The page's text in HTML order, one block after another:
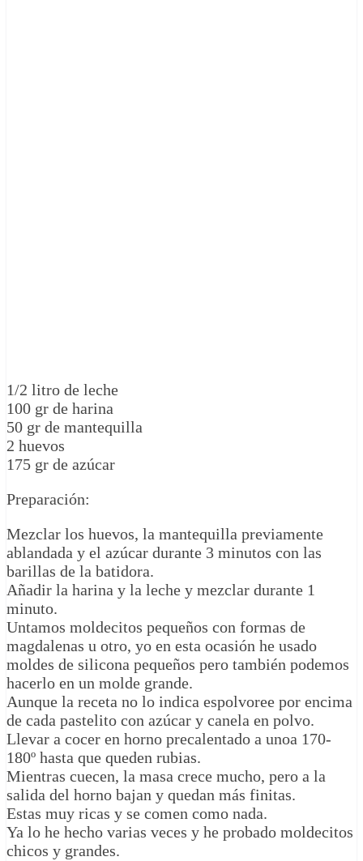
1/2 litro de leche
100 gr de harina
50 gr de mantequilla
2 huevos
175 gr de azúcar
Preparación:
Mezclar los huevos, la mantequilla previamente
ablandada y el azúcar durante 3 minutos con las
barillas de la batidora.
Añadir la harina y la leche y mezclar durante 1
minuto.
Untamos moldecitos pequeños con formas de
magdalenas u otro, yo en esta ocasión he usado
moldes de silicona pequeños pero también podemos
hacerlo en un molde grande.
Aunque la receta no lo indica espolvoree por encima
de cada pastelito con azúcar y canela en polvo.
Llevar a cocer en horno precalentado a unoa 170-
180º hasta que queden rubias.
Mientras cuecen, la masa crece mucho, pero a la
salida del horno bajan y quedan más finitas.
Estas muy ricas y se comen como nada.
Ya lo he hecho varias veces y he probado moldecitos
chicos y grandes.